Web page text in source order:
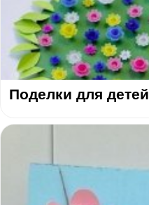
Поделки для детей